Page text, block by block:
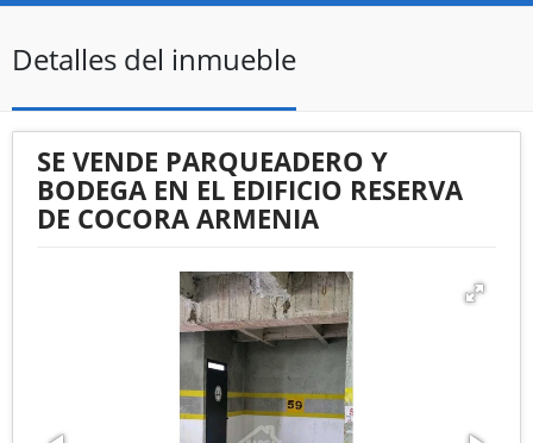
Detalles del inmueble
SE VENDE PARQUEADERO Y
BODEGA EN EL EDIFICIO RESERVA
DE COCORA ARMENIA